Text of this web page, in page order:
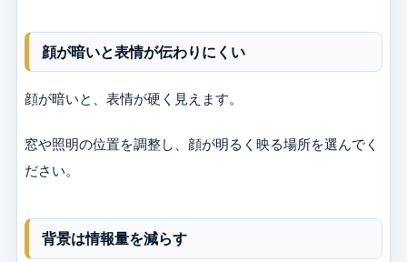
顔が暗いと表情が伝わりにくい
顔が暗いと、表情が硬く見えます。
窓や照明の位置を調整し、顔が明るく映る場所を選んでく
ださい。
背景は情報量を減らす